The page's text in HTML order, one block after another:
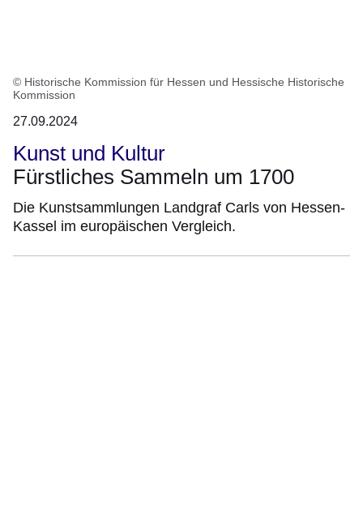
© Historische Kommission für Hessen und Hessische Historische
Kommission
27.09.2024
Kunst und Kultur
Fürstliches Sammeln um 1700
Die Kunstsammlungen Landgraf Carls von Hessen-
Kassel im europäischen Vergleich.